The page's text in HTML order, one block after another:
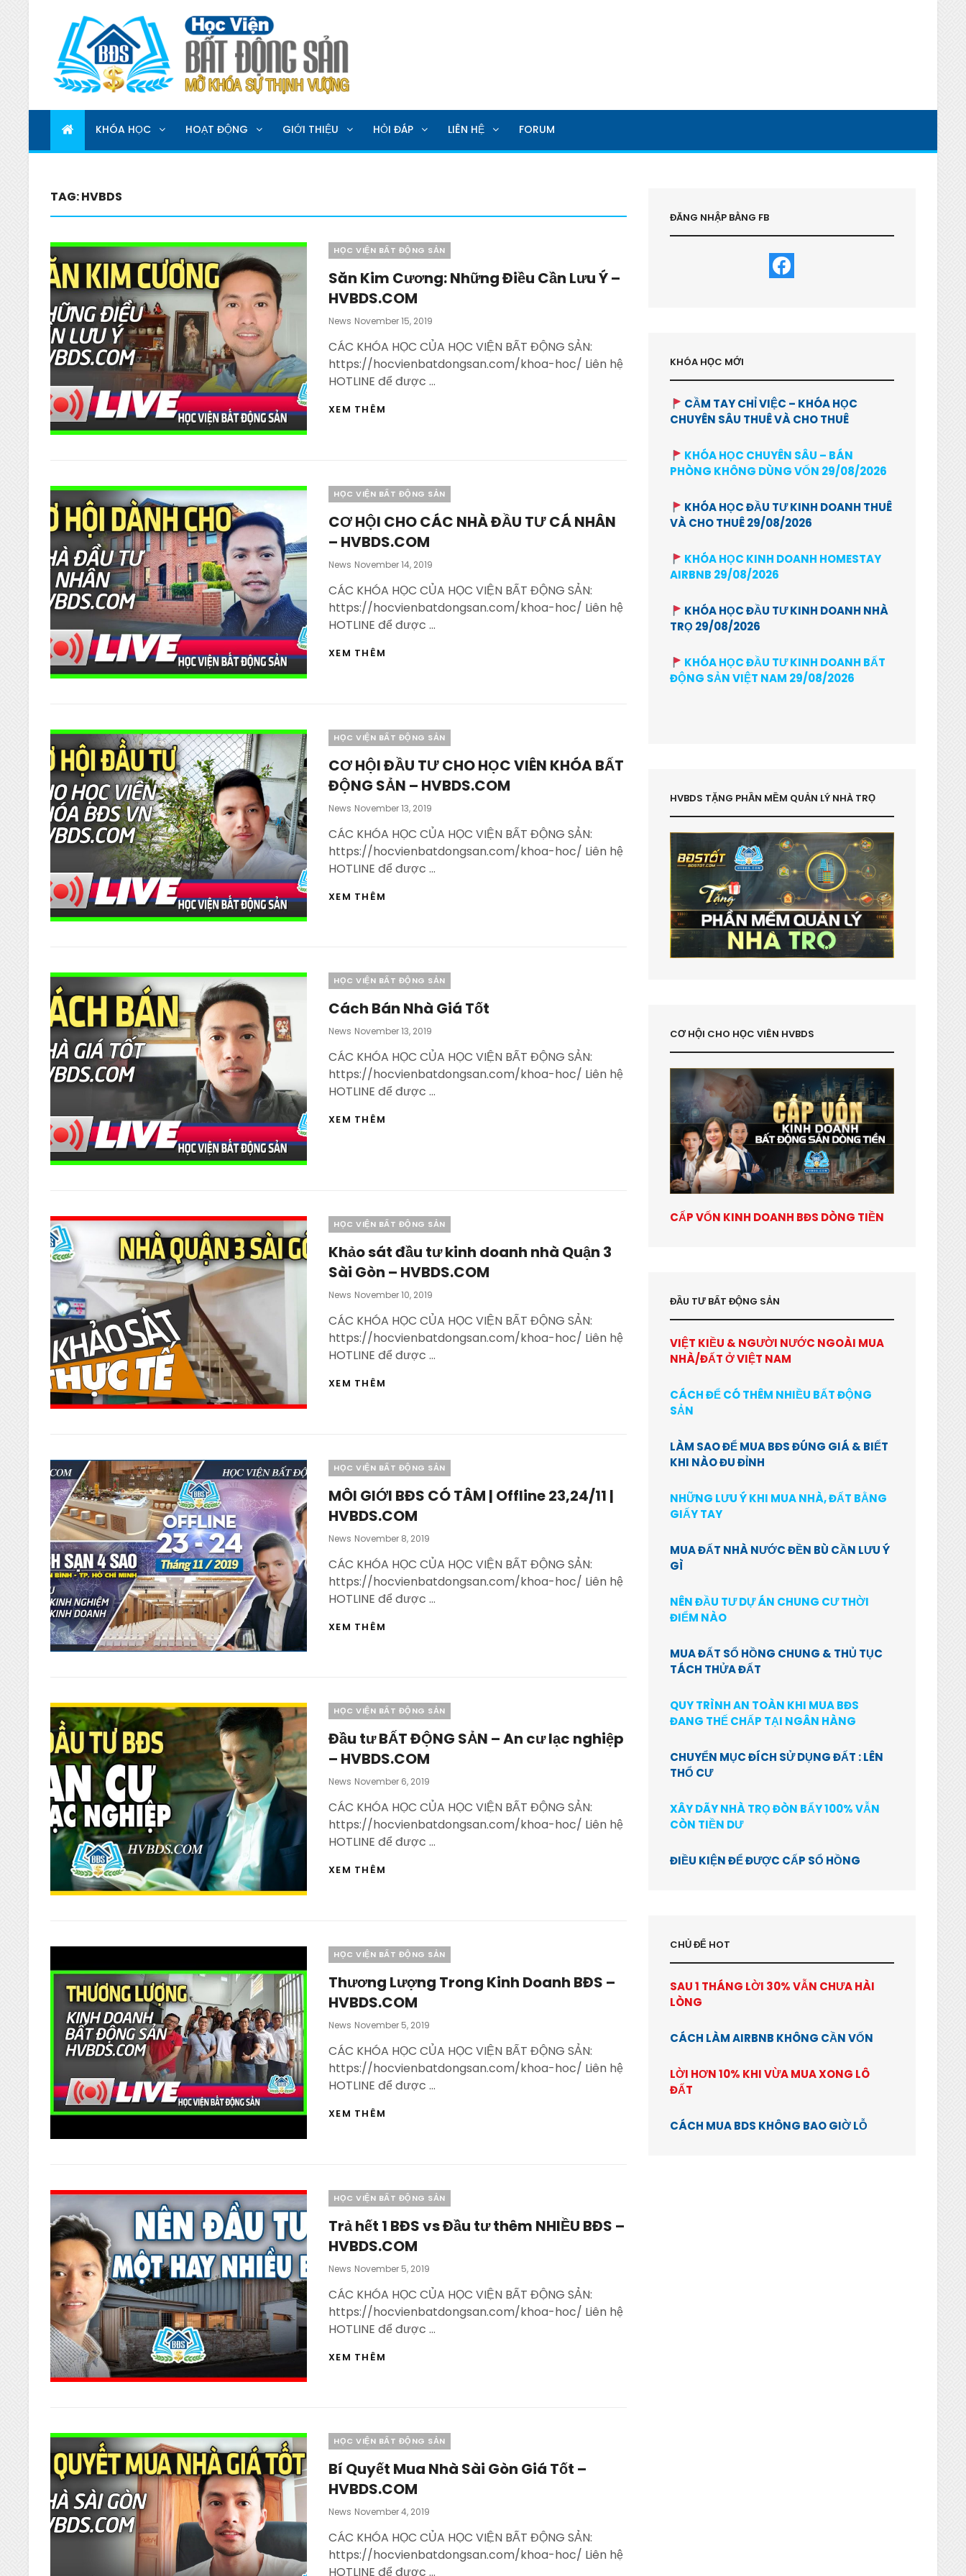
HỌC VIỆN BẤT ĐỘNG SẢN
MỞ KHOÁ SỰ THỊNH VƯỢNG
KHÓA HỌC HOẠT ĐỘNG GIỚI THIỆU HỎI ĐÁP LIÊN HỆ FORUM
TAG:HVBDS
Categories
HỌC VIỆN BẤT ĐỘNG SẢN
Săn Kim Cương: Những Điều Cần Lưu Ý –
HVBDS.COM
News Posted
November 15, 2019
CÁC KHÓA HỌC CỦA HỌC VIỆN BẤT ĐỘNG SẢN:
https://hocvienbatdongsan.com/khoa-hoc/ Liên hệ
HOTLINE để được …
XEM THÊM
LƯU
Ý
–
HVBDS.COM
Categories
HỌC VIỆN BẤT ĐỘNG SẢN
CƠ HỘI CHO CÁC NHÀ ĐẦU TƯ CÁ NHÂN
– HVBDS.COM
News Posted
November 14, 2019
CÁC KHÓA HỌC CỦA HỌC VIỆN BẤT ĐỘNG SẢN:
https://hocvienbatdongsan.com/khoa-hoc/ Liên hệ
HOTLINE để được …
XEM THÊM
TƯ
CÁ
NHÂN
–
HVBDS.COM
Categories
HỌC VIỆN BẤT ĐỘNG SẢN
CƠ HỘI ĐẦU TƯ CHO HỌC VIÊN KHÓA BẤT
ĐỘNG SẢN – HVBDS.COM
News Posted
November 13, 2019
CÁC KHÓA HỌC CỦA HỌC VIỆN BẤT ĐỘNG SẢN:
https://hocvienbatdongsan.com/khoa-hoc/ Liên hệ
HOTLINE để được …
XEM THÊM
VIÊN
KHÓA
BẤT
ĐỘNG
SẢN
HVBDS.COM
Categories
HỌC VIỆN BẤT ĐỘNG SẢN
Cách Bán Nhà Giá Tốt
News Posted
November 13, 2019
CÁC KHÓA HỌC CỦA HỌC VIỆN BẤT ĐỘNG SẢN:
https://hocvienbatdongsan.com/khoa-hoc/ Liên hệ
HOTLINE để được …
XEM THÊM
Categories
HỌC VIỆN BẤT ĐỘNG SẢN
Khảo sát đầu tư kinh doanh nhà Quận 3
Sài Gòn – HVBDS.COM
News Posted
November 10, 2019
CÁC KHÓA HỌC CỦA HỌC VIỆN BẤT ĐỘNG SẢN:
https://hocvienbatdongsan.com/khoa-hoc/ Liên hệ
HOTLINE để được …
XEM THÊM
NHÀ
QUẬN
3
SÀI
GÒN
HVBDS.COM
Categories
HỌC VIỆN BẤT ĐỘNG SẢN
MÔI GIỚI BĐS CÓ TÂM | Offline 23,24/11 |
HVBDS.COM
News Posted
November 8, 2019
CÁC KHÓA HỌC CỦA HỌC VIỆN BẤT ĐỘNG SẢN:
https://hocvienbatdongsan.com/khoa-hoc/ Liên hệ
HOTLINE để được …
XEM THÊM
OFFLINE
23,24/11
|
HVBDS.COM
Categories
HỌC VIỆN BẤT ĐỘNG SẢN
Đầu tư BẤT ĐỘNG SẢN – An cư lạc nghiệp
– HVBDS.COM
News Posted
November 6, 2019
CÁC KHÓA HỌC CỦA HỌC VIỆN BẤT ĐỘNG SẢN:
https://hocvienbatdongsan.com/khoa-hoc/ Liên hệ
HOTLINE để được …
XEM THÊM
AN
CƯ
LẠC
NGHIỆP
–
Categories
HỌC VIỆN BẤT ĐỘNG SẢN
Thương Lượng Trong Kinh Doanh BĐS –
HVBDS.COM
News Posted
November 5, 2019
CÁC KHÓA HỌC CỦA HỌC VIỆN BẤT ĐỘNG SẢN:
https://hocvienbatdongsan.com/khoa-hoc/ Liên hệ
HOTLINE để được …
XEM THÊM
–
HVBDS.COM
Categories
HỌC VIỆN BẤT ĐỘNG SẢN
Trả hết 1 BĐS vs Đầu tư thêm NHIỀU BĐS –
HVBDS.COM
News Posted
November 5, 2019
CÁC KHÓA HỌC CỦA HỌC VIỆN BẤT ĐỘNG SẢN:
https://hocvienbatdongsan.com/khoa-hoc/ Liên hệ
HOTLINE để được …
XEM THÊM
TƯ
THÊM
NHIỀU
BĐS
–
Categories
HỌC VIỆN BẤT ĐỘNG SẢN
Bí Quyết Mua Nhà Sài Gòn Giá Tốt –
HVBDS.COM
News Posted
November 4, 2019
CÁC KHÓA HỌC CỦA HỌC VIỆN BẤT ĐỘNG SẢN:
https://hocvienbatdongsan.com/khoa-hoc/ Liên hệ
HOTLINE để được …
ĐĂNG NHẬP BẰNG FB
KHÓA HỌC MỚI
CẦM TAY CHỈ VIỆC – KHÓA HỌC
CHUYÊN SÂU THUÊ VÀ CHO THUÊ
KHÓA HỌC CHUYÊN SÂU – BÁN
PHÒNG KHÔNG DÙNG VỐN 29/08/2026
KHÓA HỌC ĐẦU TƯ KINH DOANH THUÊ
VÀ CHO THUÊ 29/08/2026
KHÓA HỌC KINH DOANH HOMESTAY
AIRBNB 29/08/2026
KHÓA HỌC ĐẦU TƯ KINH DOANH NHÀ
TRỌ 29/08/2026
KHÓA HỌC ĐẦU TƯ KINH DOANH BẤT
ĐỘNG SẢN VIỆT NAM 29/08/2026
HVBDS TẶNG PHẦN MỀM QUẢN LÝ NHÀ TRỌ
CƠ HỘI CHO HỌC VIÊN HVBDS
CẤP VỐN KINH DOANH BĐS DÒNG TIỀN
ĐẦU TƯ BẤT ĐỘNG SẢN
VIỆT KIỀU & NGƯỜI NƯỚC NGOÀI MUA
NHÀ/ĐẤT Ở VIỆT NAM
CÁCH ĐỂ CÓ THÊM NHIỀU BẤT ĐỘNG
SẢN
LÀM SAO ĐỂ MUA BĐS ĐÚNG GIÁ & BIẾT
KHI NÀO ĐU ĐỈNH
NHỮNG LƯU Ý KHI MUA NHÀ, ĐẤT BẰNG
GIẤY TAY
MUA ĐẤT NHÀ NƯỚC ĐỀN BÙ CẦN LƯU Ý
GÌ
NÊN ĐẦU TƯ DỰ ÁN CHUNG CƯ THỜI
ĐIỂM NÀO
MUA ĐẤT SỔ HỒNG CHUNG & THỦ TỤC
TÁCH THỬA ĐẤT
QUY TRÌNH AN TOÀN KHI MUA BĐS
ĐANG THẾ CHẤP TẠI NGÂN HÀNG
CHUYỂN MỤC ĐÍCH SỬ DỤNG ĐẤT : LÊN
THỔ CƯ
XÂY DÃY NHÀ TRỌ ĐÒN BẨY 100% VẪN
CÒN TIỀN DƯ
ĐIỀU KIỆN ĐỂ ĐƯỢC CẤP SỔ HỒNG
CHỦ ĐỂ HOT
SAU 1 THÁNG LỜI 30% VẪN CHƯA HÀI
LÒNG
CÁCH LÀM AIRBNB KHÔNG CẦN VỐN
LỜI HƠN 10% KHI VỪA MUA XONG LÔ
ĐẤT
CÁCH MUA BDS KHÔNG BAO GIỜ LỖ